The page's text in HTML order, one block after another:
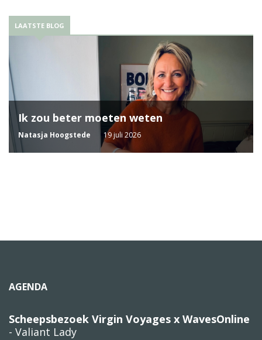
LAATSTE BLOG
Ik zou beter moeten weten
Natasja Hoogstede 19 juli 2026
AGENDA
Scheepsbezoek Virgin Voyages x WavesOnline
- Valiant Lady